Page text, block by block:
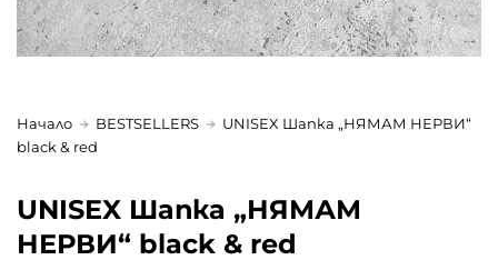
Начало BESTSELLERS
UNISEX Шапка „НЯМАМ НЕРВИ“
black & red
UNISEX Шапка „НЯМАМ
НЕРВИ“ black & red